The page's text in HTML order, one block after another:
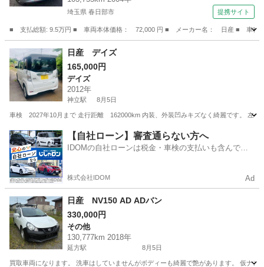
埼玉県 春日部市 提携サイト
■ 支払総額: 9.5万円 ■ 車両本体価格： 72,000 円 ■ メーカー名： 日産 ■ 車
埼玉 春日部市 モコ
日産 デイズ
165,000円
デイズ
2012年
神立駅 8月5日
車検 2027年10月まで 走行距離 162000km 内装、外装凹みキズなく綺麗です。 左側
茨城 かすみがうら市 神立駅 デイズ 走行距離
【自社ローン】審査通らない方へ
IDOMの自社ローンは税金・車検の支払いも含んでい
株式会社IDOM Ad
日産 NV150 AD ADバン
330,000円
その他
130,777km 2018年
延方駅 8月5日
買取車両になります。 洗車はしていませんがボディーも綺麗で艶があります。 仮ナ